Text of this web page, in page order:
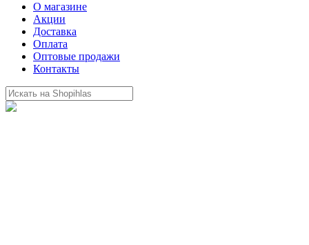
О магазине
Акции
Доставка
Оплата
Оптовые продажи
Контакты